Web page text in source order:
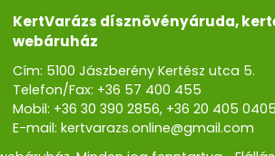
KertVarázs dísznövényáruda,
webáruház
Cím: 5100 Jászberény Kertész utca 5.
Telefon/Fax: +36 57 400 455
Mobil: +36 30 390 2856, +36 20 405 0405
E-mail: kertvarazs.online@gmail.com